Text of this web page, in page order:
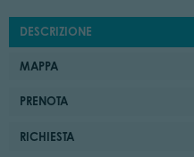
DESCRIZIONE
MAPPA
PRENOTA
RICHIESTA